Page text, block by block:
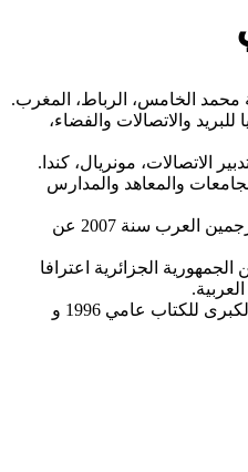
محمد الخامس، الرباط، المغرب.
للبريد والاتصالات والفضاء،
الاتصالات، مونريال، كندا.
والمعاهد والمدارس
كرمته الجمعية الدولية للمترجمين العرب سنة 2007 عن
الجزائرية اعترافا
حاصل على جائزة المغرب الكبرى للكتاب عامي 1996 و